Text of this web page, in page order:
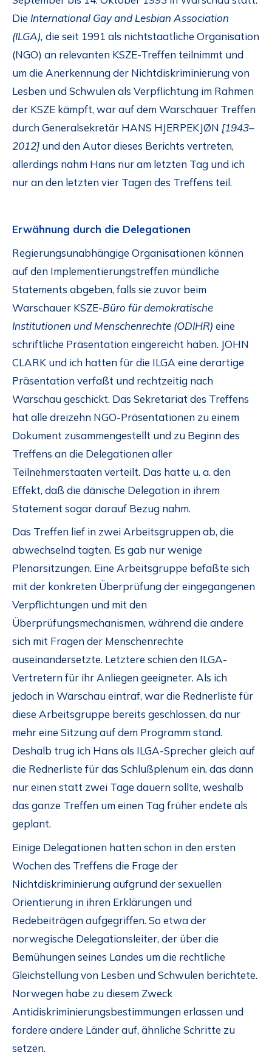
Die International Gay and Lesbian Association
(ILGA), die seit 1991 als nichtstaatliche Organisation
(NGO) an relevanten KSZE-Treffen teilnimmt und
um die Anerkennung der Nichtdiskriminierung von
Lesben und Schwulen als Verpflichtung im Rahmen
der KSZE kämpft, war auf dem Warschauer Treffen
durch Generalsekretär HANS HJERPEKJØN [1943–
2012] und den Autor dieses Berichts vertreten,
allerdings nahm Hans nur am letzten Tag und ich
nur an den letzten vier Tagen des Treffens teil.
Erwähnung durch die Delegationen
Regierungsunabhängige Organisationen können
auf den Implementierungstreffen mündliche
Statements abgeben, falls sie zuvor beim
Warschauer KSZE-Büro für demokratische
Institutionen und Menschenrechte (ODIHR) eine
schriftliche Präsentation eingereicht haben. JOHN
CLARK und ich hatten für die ILGA eine derartige
Präsentation verfaßt und rechtzeitig nach
Warschau geschickt. Das Sekretariat des Treffens
hat alle dreizehn NGO-Präsentationen zu einem
Dokument zusammengestellt und zu Beginn des
Treffens an die Delegationen aller
Teilnehmerstaaten verteilt. Das hatte u. a. den
Effekt, daß die dänische Delegation in ihrem
Statement sogar darauf Bezug nahm.
Das Treffen lief in zwei Arbeitsgruppen ab, die
abwechselnd tagten. Es gab nur wenige
Plenarsitzungen. Eine Arbeitsgruppe befaßte sich
mit der konkreten Überprüfung der eingegangenen
Verpflichtungen und mit den
Überprüfungsmechanismen, während die andere
sich mit Fragen der Menschenrechte
auseinandersetzte. Letztere schien den ILGA-
Vertretern für ihr Anliegen geeigneter. Als ich
jedoch in Warschau eintraf, war die Rednerliste für
diese Arbeitsgruppe bereits geschlossen, da nur
mehr eine Sitzung auf dem Programm stand.
Deshalb trug ich Hans als ILGA-Sprecher gleich auf
die Rednerliste für das Schlußplenum ein, das dann
nur einen statt zwei Tage dauern sollte, weshalb
das ganze Treffen um einen Tag früher endete als
geplant.
Einige Delegationen hatten schon in den ersten
Wochen des Treffens die Frage der
Nichtdiskriminierung aufgrund der sexuellen
Orientierung in ihren Erklärungen und
Redebeiträgen aufgegriffen. So etwa der
norwegische Delegationsleiter, der über die
Bemühungen seines Landes um die rechtliche
Gleichstellung von Lesben und Schwulen berichtete.
Norwegen habe zu diesem Zweck
Antidiskriminierungsbestimmungen erlassen und
fordere andere Länder auf, ähnliche Schritte zu
setzen.